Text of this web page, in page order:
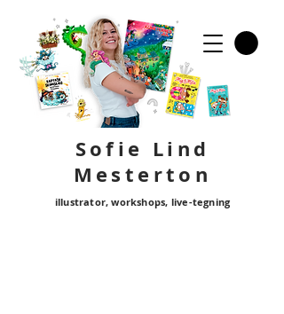
Sofie Lind
Mesterton
illustrator, workshops, live-tegning